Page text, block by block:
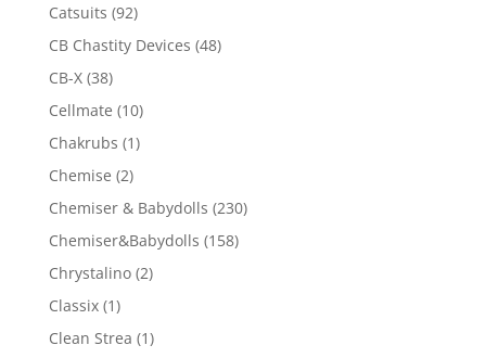
Catsuits (92)
CB Chastity Devices (48)
CB-X (38)
Cellmate (10)
Chakrubs (1)
Chemise (2)
Chemiser & Babydolls (230)
Chemiser&Babydolls (158)
Chrystalino (2)
Classix (1)
Clean Strea (1)